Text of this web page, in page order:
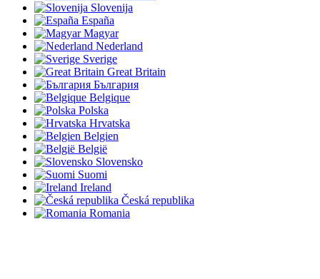
Slovenija
España
Magyar
Nederland
Sverige
Great Britain
България
Belgique
Polska
Hrvatska
Belgien
België
Slovensko
Suomi
Ireland
Česká republika
Romania